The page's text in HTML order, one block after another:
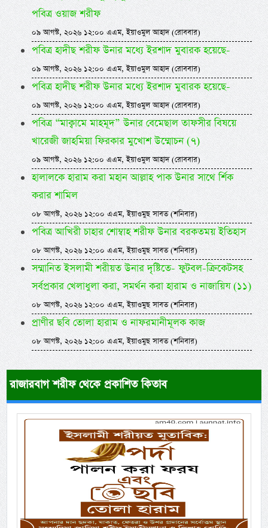
পবিত্র ওয়াজ শরীফ
০৯ আগস্ট, ২০২৬ ১২:০০ এএম, ইয়াওমুল আহাদ (রোববার)
পবিত্র হাদীছ শরীফ উনার মধ্যে ইরশাদ মুবারক হয়েছে-
০৯ আগস্ট, ২০২৬ ১২:০০ এএম, ইয়াওমুল আহাদ (রোববার)
পবিত্র হাদীছ শরীফ উনার মধ্যে ইরশাদ মুবারক হয়েছে-
০৯ আগস্ট, ২০২৬ ১২:০০ এএম, ইয়াওমুল আহাদ (রোববার)
পবিত্র “মাক্বামে মাহমূদ” উনার বেমেছাল তাফসীর বিষয়ে
খারেজী জাহমিয়া ফিরকার মুখোশ উম্মোচন (৭)
০৯ আগস্ট, ২০২৬ ১২:০০ এএম, ইয়াওমুল আহাদ (রোববার)
হালালকে হারাম করা মহান আল্লাহ পাক উনার সাথে র্শিক
করার শামিল
০৮ আগস্ট, ২০২৬ ১২:০০ এএম, ইয়াওমুছ সাবত (শনিবার)
পবিত্র আখিরী চাহার শোম্বাহ শরীফ উনার বরকতময় ইতিহাস
০৮ আগস্ট, ২০২৬ ১২:০০ এএম, ইয়াওমুছ সাবত (শনিবার)
সম্মানিত ইসলামী শরীয়ত উনার দৃষ্টিতে- ফুটবল-ক্রিকেটসহ
সর্বপ্রকার খেলাধুলা করা, সমর্থন করা হারাম ও নাজায়িয (১১)
০৮ আগস্ট, ২০২৬ ১২:০০ এএম, ইয়াওমুছ সাবত (শনিবার)
প্রাণীর ছবি তোলা হারাম ও নাফরমানীমূলক কাজ
০৮ আগস্ট, ২০২৬ ১২:০০ এএম, ইয়াওমুছ সাবত (শনিবার)
রাজারবাগ শরীফ থেকে প্রকাশিত কিতাব